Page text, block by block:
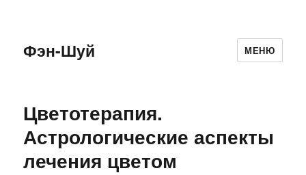
Фэн-Шуй МЕНЮ
Цветотерапия.
Астрологические аспекты
лечения цветом